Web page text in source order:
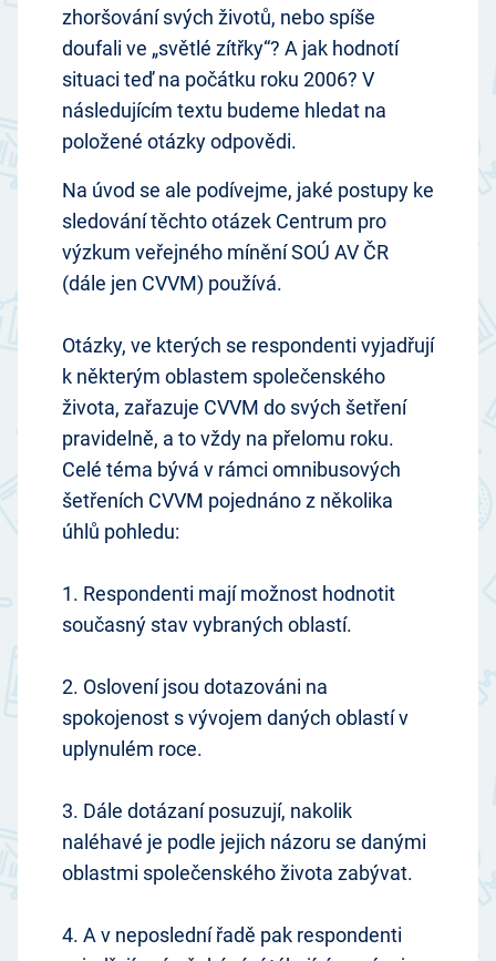
zhoršování svých životů, nebo spíše
doufali ve „světlé zítřky“? A jak hodnotí
situaci teď na počátku roku 2006? V
následujícím textu budeme hledat na
položené otázky odpovědi.
Na úvod se ale podívejme, jaké postupy ke
sledování těchto otázek Centrum pro
výzkum veřejného mínění SOÚ AV ČR
(dále jen CVVM) používá.
Otázky, ve kterých se respondenti vyjadřují
k některým oblastem společenského
života, zařazuje CVVM do svých šetření
pravidelně, a to vždy na přelomu roku.
Celé téma bývá v rámci omnibusových
šetřeních CVVM pojednáno z několika
úhlů pohledu:
1. Respondenti mají možnost hodnotit
současný stav vybraných oblastí.
2. Oslovení jsou dotazováni na
spokojenost s vývojem daných oblastí v
uplynulém roce.
3. Dále dotázaní posuzují, nakolik
naléhavé je podle jejich názoru se danými
oblastmi společenského života zabývat.
4. A v neposlední řadě pak respondenti